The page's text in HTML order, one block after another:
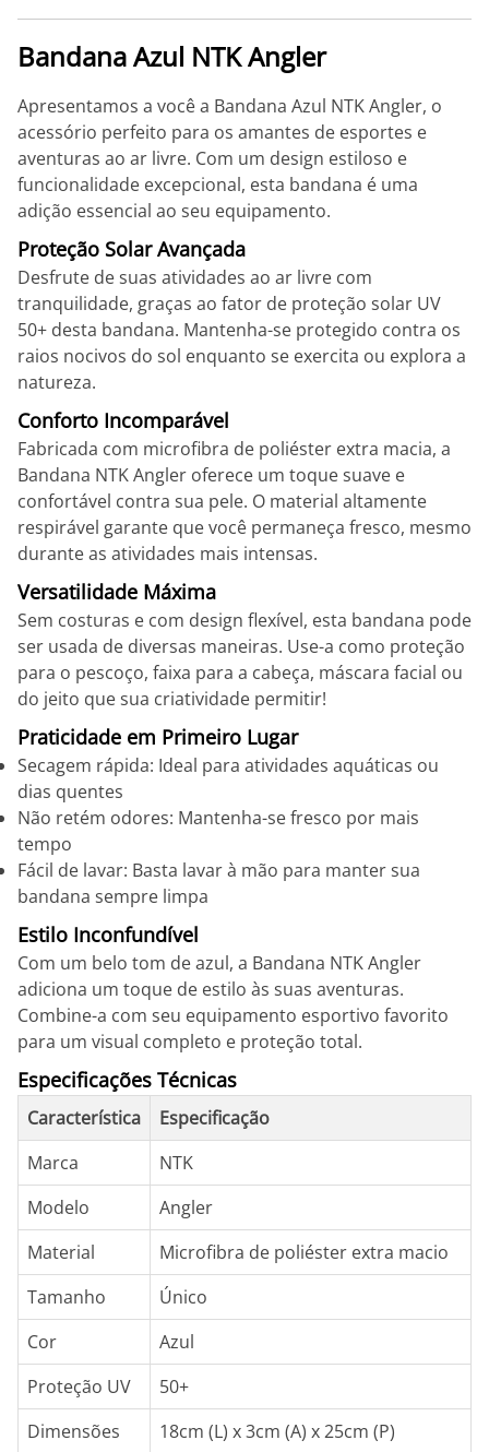
Bandana Azul NTK Angler
Apresentamos a você a Bandana Azul NTK Angler, o
acessório perfeito para os amantes de esportes e
aventuras ao ar livre. Com um design estiloso e
funcionalidade excepcional, esta bandana é uma
adição essencial ao seu equipamento.
Proteção Solar Avançada
Desfrute de suas atividades ao ar livre com
tranquilidade, graças ao fator de proteção solar UV
50+ desta bandana. Mantenha-se protegido contra os
raios nocivos do sol enquanto se exercita ou explora a
natureza.
Conforto Incomparável
Fabricada com microfibra de poliéster extra macia, a
Bandana NTK Angler oferece um toque suave e
confortável contra sua pele. O material altamente
respirável garante que você permaneça fresco, mesmo
durante as atividades mais intensas.
Versatilidade Máxima
Sem costuras e com design flexível, esta bandana pode
ser usada de diversas maneiras. Use-a como proteção
para o pescoço, faixa para a cabeça, máscara facial ou
do jeito que sua criatividade permitir!
Praticidade em Primeiro Lugar
Secagem rápida: Ideal para atividades aquáticas ou
dias quentes
Não retém odores: Mantenha-se fresco por mais
tempo
Fácil de lavar: Basta lavar à mão para manter sua
bandana sempre limpa
Estilo Inconfundível
Com um belo tom de azul, a Bandana NTK Angler
adiciona um toque de estilo às suas aventuras.
Combine-a com seu equipamento esportivo favorito
para um visual completo e proteção total.
Especificações Técnicas
Característica
Especificação
Marca
NTK
Modelo
Angler
Material
Microfibra de poliéster extra macio
Tamanho
Único
Cor
Azul
Proteção UV
50+
Dimensões
18cm (L) x 3cm (A) x 25cm (P)